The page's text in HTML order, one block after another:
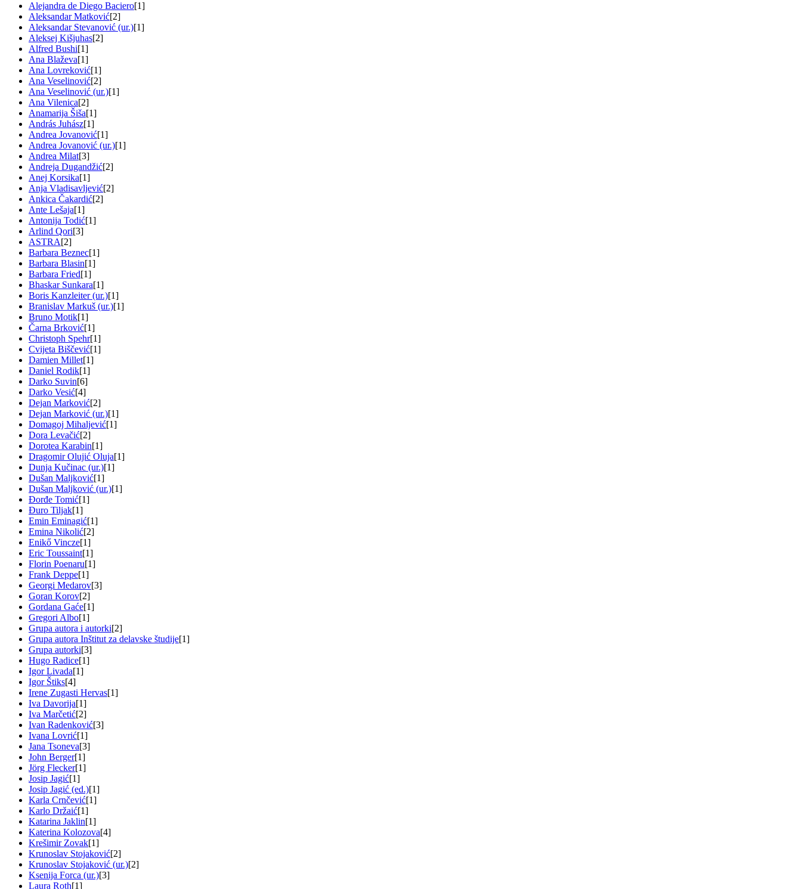
Alejandra de Diego Baciero[1]
Aleksandar Matković[2]
Aleksandar Stevanović (ur.)[1]
Aleksej Kišjuhas[2]
Alfred Bushi[1]
Ana Blaževa[1]
Ana Lovreković[1]
Ana Veselinović[2]
Ana Veselinović (ur.)[1]
Ana Vilenica[2]
Anamarija Šiša[1]
András Juhász[1]
Andrea Jovanović[1]
Andrea Jovanović (ur.)[1]
Andrea Milat[3]
Andreja Dugandžić[2]
Anej Korsika[1]
Anja Vladisavljević[2]
Ankica Čakardić[2]
Ante Lešaja[1]
Antonija Todić[1]
Arlind Qori[3]
ASTRA[2]
Barbara Beznec[1]
Barbara Blasin[1]
Barbara Fried[1]
Bhaskar Sunkara[1]
Boris Kanzleiter (ur.)[1]
Branislav Markuš (ur.)[1]
Bruno Motik[1]
Čarna Brković[1]
Christoph Spehr[1]
Cvijeta Biščević[1]
Damien Millet[1]
Daniel Rodik[1]
Darko Suvin[6]
Darko Vesić[4]
Dejan Marković[2]
Dejan Marković (ur.)[1]
Domagoj Mihaljević[1]
Dora Levačić[2]
Dorotea Karabin[1]
Dragomir Olujić Oluja[1]
Dunja Kučinac (ur.)[1]
Dušan Maljković[1]
Dušan Maljković (ur.)[1]
Đorđe Tomić[1]
Đuro Tiljak[1]
Emin Eminagić[1]
Emina Nikolić[2]
Enikő Vincze[1]
Eric Toussaint[1]
Florin Poenaru[1]
Frank Deppe[1]
Georgi Medarov[3]
Goran Korov[2]
Gordana Gaće[1]
Gregori Albo[1]
Grupa autora i autorki[2]
Grupa autora Inštitut za delavske študije[1]
Grupa autorki[3]
Hugo Radice[1]
Igor Livada[1]
Igor Štiks[4]
Irene Zugasti Hervas[1]
Iva Davorija[1]
Iva Marčetić[2]
Ivan Radenković[3]
Ivana Lovrić[1]
Jana Tsoneva[3]
John Berger[1]
Jörg Flecker[1]
Josip Jagić[1]
Josip Jagić (ed.)[1]
Karla Crnčević[1]
Karlo Držaić[1]
Katarina Jaklin[1]
Katerina Kolozova[4]
Krešimir Zovak[1]
Krunoslav Stojaković[2]
Krunoslav Stojaković (ur.)[2]
Ksenija Forca (ur.)[3]
Laura Roth[1]